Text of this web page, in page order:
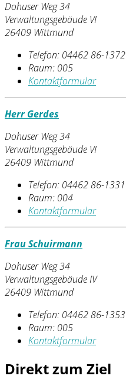
Dohuser Weg 34
Verwaltungsgebäude VI
26409 Wittmund
Telefon: 04462 86-1372
Raum: 005
Kontaktformular
Herr Gerdes
Dohuser Weg 34
Verwaltungsgebäude VI
26409 Wittmund
Telefon: 04462 86-1331
Raum: 004
Kontaktformular
Frau Schuirmann
Dohuser Weg 34
Verwaltungsgebäude IV
26409 Wittmund
Telefon: 04462 86-1353
Raum: 005
Kontaktformular
Direkt zum Ziel